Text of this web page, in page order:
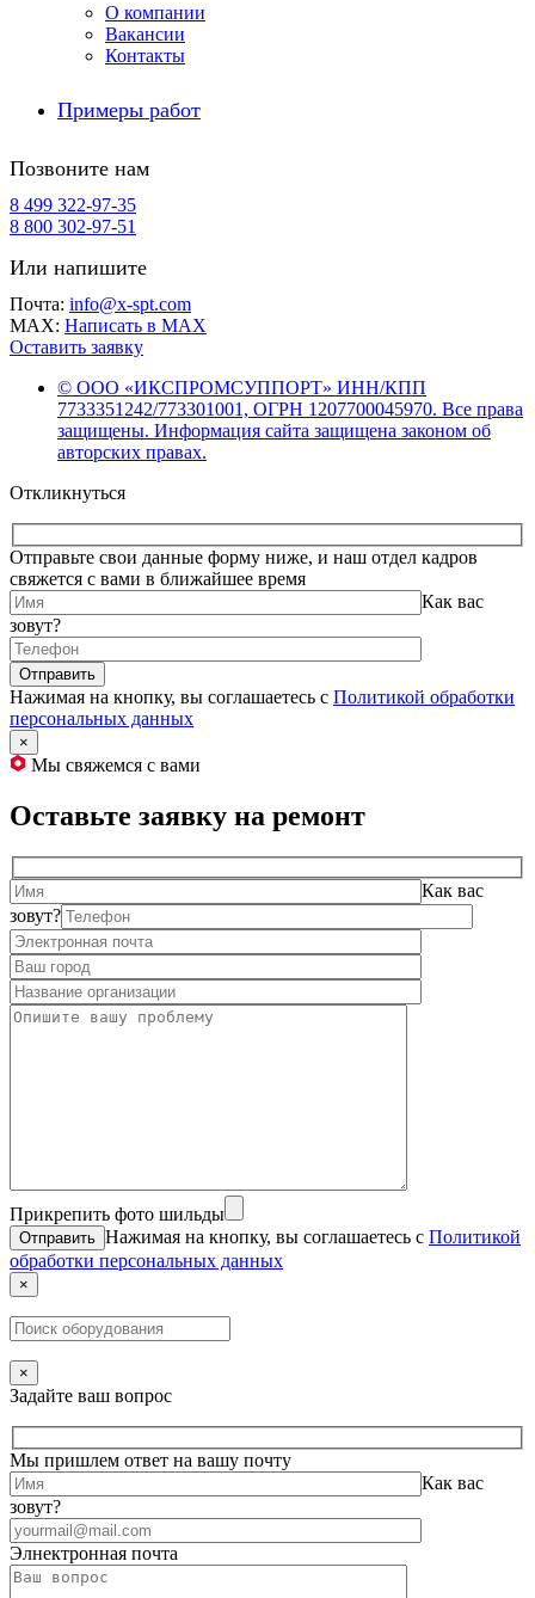
О компании
Вакансии
Контакты
Примеры работ
Позвоните нам
8 499 322-97-35
8 800 302-97-51
Или напишите
Почта: info@x-spt.com
MAX: Написать в MAX
Оставить заявку
© ООО «ИКСПРОМСУППОРТ» ИНН/КПП
7733351242/773301001, ОГРН 1207700045970. Все права
защищены. Информация сайта защищена законом об
авторских правах.
Откликнуться
Отправьте свои данные форму ниже, и наш отдел кадров
свяжется с вами в ближайшее время
Как вас
зовут?
Нажимая на кнопку, вы соглашаетесь с Политикой обработки
персональных данных
×
Мы свяжемся с вами
Оставьте заявку на ремонт
Как вас
зовут?
Прикрепить фото шильды
Нажимая на кнопку, вы соглашаетесь с Политикой
обработки персональных данных
×
×
Задайте ваш вопрос
Мы пришлем ответ на вашу почту
Как вас
зовут?
Элнектронная почта